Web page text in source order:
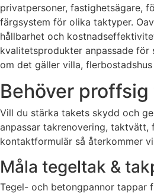
privatpersoner, fastighetsägare,
färgsystem för olika taktyper.
hållbarhet och
kvalitetsprodukter anpassade
om det gäller villa,
Behöver
Vill du stärka takets skydd och
anpassar takrenovering,
kontaktformulär så återkommer
Måla tegeltak &
Tegel- och betongpannor tappar